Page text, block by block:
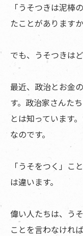
「うそつきは泥棒
たことがあります
でも、うそつきは
最近、政治とお金
す。政治家さんた
とは知っています
なのです。
「うそをつく」こ
は違います。
偉い人たちは、う
ことを言わなけれ